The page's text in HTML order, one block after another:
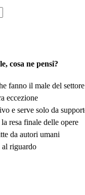
cosa ne pensi?
fanno il male del settore
eccezione
e serve solo da
resa finale delle opere
da autori umani
riguardo